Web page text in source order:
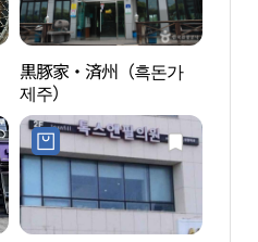
黒豚家・済州（흑돈가
제주）